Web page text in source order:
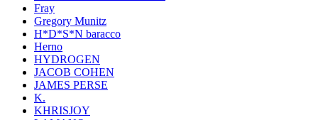
Fray
Gregory Munitz
H*D*S*N baracco
Herno
HYDROGEN
JACOB COHEN
JAMES PERSE
K.
KHRISJOY